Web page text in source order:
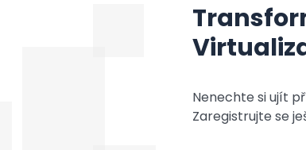
Nenechte si ujít
Zaregistrujte se